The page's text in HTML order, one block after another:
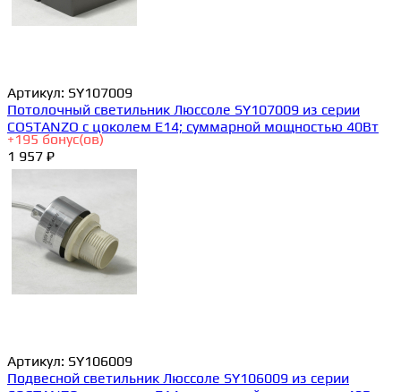
Артикул: SY107009
Потолочный светильник Люссоле SY107009 из серии
COSTANZO с цоколем E14; суммарной мощностью 40Вт
+195 бонус(ов)
1 957 ₽
Артикул: SY106009
Подвесной светильник Люссоле SY106009 из серии